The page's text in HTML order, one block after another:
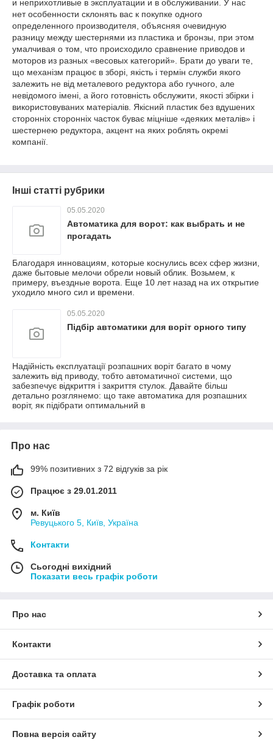
и неприхотливые в эксплуатации и в обслуживании. У нас
нет особенности склонять вас к покупке одного
определенного производителя, объясняя очевидную
разницу между шестернями из пластика и бронзы, при этом
умалчивая о том, что происходило сравнение приводов и
моторов из разных «весовых категорий». Брати до уваги те,
що механізм працює в зборі, якість і термін служби якого
залежить не від металевого редуктора або гучного, але
невідомого імені, а його готовність обслужити, якості збірки і
використовуваних матеріалів. Якісний пластик без вдушених
сторонніх сторонніх часток буває міцніше «деяких металів» і
шестернею редуктора, акцент на яких роблять окремі
компанії.
Інші статті рубрики
05.05.2020
Автоматика для ворот: как выбрать и не
прогадать
Благодаря инновациям, которые коснулись всех сфер жизни,
даже бытовые мелочи обрели новый облик. Возьмем, к
примеру, въездные ворота. Еще 10 лет назад на их открытие
уходило много сил и времени.
05.05.2020
Підбір автоматики для воріт орного типу
Надійність експлуатації розпашних воріт багато в чому
залежить від приводу, тобто автоматичної системи, що
забезпечує відкриття і закриття стулок. Давайте більш
детально розглянемо: що таке автоматика для розпашних
воріт, як підібрати оптимальний в
Про нас
99% позитивних з 72 відгуків за рік
Працює з 29.01.2011
м. Київ
Ревуцького 5, Київ, Україна
Контакти
Сьогодні вихідний
Показати весь графік роботи
Про нас
Контакти
Доставка та оплата
Графік роботи
Повна версія сайту